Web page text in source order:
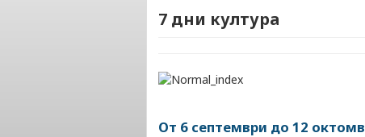
7 дни култура
От 6 септември до 12